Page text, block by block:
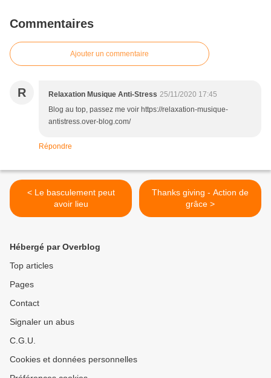
Commentaires
Ajouter un commentaire
R Relaxation Musique Anti-Stress 25/11/2020 17:45
Blog au top, passez me voir https://relaxation-musique-
antistress.over-blog.com/
Répondre
< Le basculement peut
avoir lieu
Thanks giving - Action de
grâce >
Hébergé par Overblog
Top articles
Pages
Contact
Signaler un abus
C.G.U.
Cookies et données personnelles